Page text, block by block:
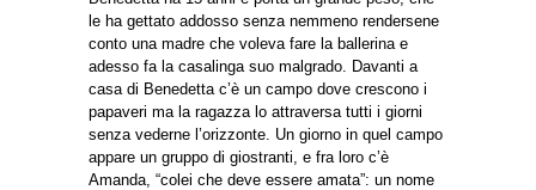
le ha gettato addosso senza nemmeno rendersene
conto una madre che voleva fare la ballerina e
adesso fa la casalinga suo malgrado. Davanti a
casa di Benedetta c’è un campo dove crescono i
papaveri ma la ragazza lo attraversa tutti i giorni
senza vederne l’orizzonte. Un giorno in quel campo
appare un gruppo di giostranti, e fra loro c’è
Amanda, “colei che deve essere amata”: un nome